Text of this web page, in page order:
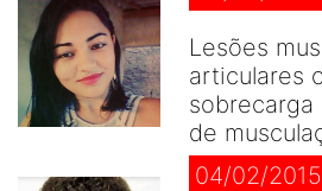
Lesões
articulares
de
04/02/2015